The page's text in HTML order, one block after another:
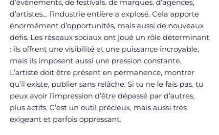
d’événements, de festivals, de marques, d’agences,
d’artistes… l’industrie entière a explosé. Cela apporte
énormément d’opportunités, mais aussi de nouveaux
défis. Les réseaux sociaux ont joué un rôle déterminant
: ils offrent une visibilité et une puissance incroyable,
mais ils imposent aussi une pression constante.
L’artiste doit être présent en permanence, montrer
qu’il existe, publier sans relâche. Si tu ne le fais pas, tu
peux avoir l’impression d’être dépassé par d’autres,
plus actifs. C’est un outil précieux, mais aussi très
exigeant et parfois oppressant.